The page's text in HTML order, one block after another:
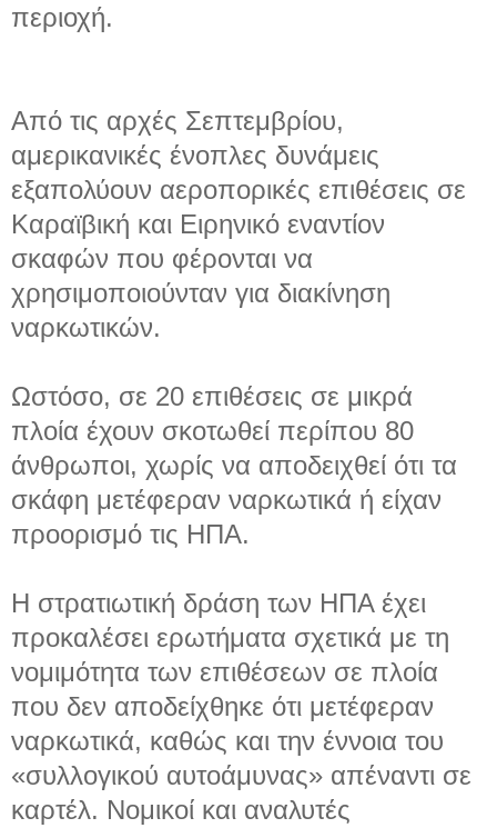
περιοχή.
Από τις αρχές Σεπτεμβρίου,
αμερικανικές ένοπλες δυνάμεις
εξαπολύουν αεροπορικές επιθέσεις σε
Καραϊβική και Ειρηνικό εναντίον
σκαφών που φέρονται να
χρησιμοποιούνταν για διακίνηση
ναρκωτικών.
Ωστόσο, σε 20 επιθέσεις σε μικρά
πλοία έχουν σκοτωθεί περίπου 80
άνθρωποι, χωρίς να αποδειχθεί ότι τα
σκάφη μετέφεραν ναρκωτικά ή είχαν
προορισμό τις ΗΠΑ.
Η στρατιωτική δράση των ΗΠΑ έχει
προκαλέσει ερωτήματα σχετικά με τη
νομιμότητα των επιθέσεων σε πλοία
που δεν αποδείχθηκε ότι μετέφεραν
ναρκωτικά, καθώς και την έννοια του
«συλλογικού αυτοάμυνας» απέναντι σε
καρτέλ. Νομικοί και αναλυτές